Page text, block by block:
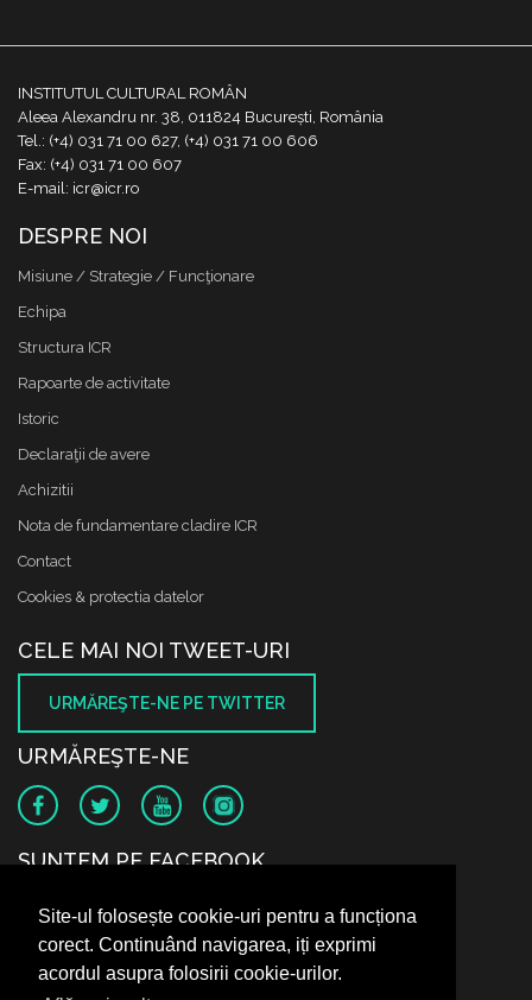
Site-ul folosește cookie-uri pentru a funcționa
corect. Continuând navigarea, iți exprimi
acordul asupra folosirii cookie-urilor.
INSTITUTUL CULTURAL ROMÂN
Aleea Alexandru nr. 38, 011824 București, România
Tel.: (+4) 031 71 00 627, (+4) 031 71 00 606
Fax: (+4) 031 71 00 607
E-mail: icr@icr.ro
DESPRE NOI
Misiune / Strategie / Funcţionare
Echipa
Structura ICR
Rapoarte de activitate
Istoric
Declaraţii de avere
Achizitii
Nota de fundamentare cladire ICR
Contact
Cookies & protectia datelor
CELE MAI NOI TWEET-URI
URMĂREŞTE-NE PE TWITTER
URMĂREŞTE-NE
SUNTEM PE FACEBOOK